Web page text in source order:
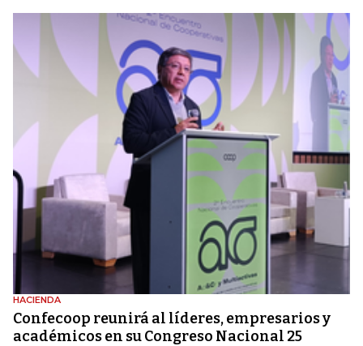
HACIENDA
Confecoop reunirá al líderes, empresarios y
académicos en su Congreso Nacional 25